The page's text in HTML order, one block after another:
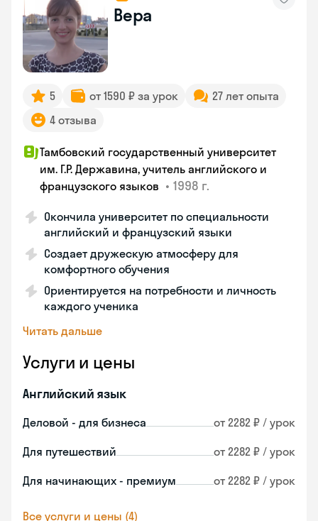
Вера
5 от 1590 ₽ за урок
27 лет опыта
4 отзыва
Тамбовский государственный университет
им. Г.Р. Державина, учитель английского и
французского языков • 1998 г.
Окончила университет по специальности
английский и французский языки
Создает дружескую атмосферу для
комфортного обучения
Ориентируется на потребности и личность
каждого ученика
Читать дальше
Услуги и цены
Английский язык
Деловой - для бизнеса от 2282 ₽ / урок
Для путешествий от 2282 ₽ / урок
Для начинающих - премиум от 2282 ₽ / урок
Все услуги и цены (4)